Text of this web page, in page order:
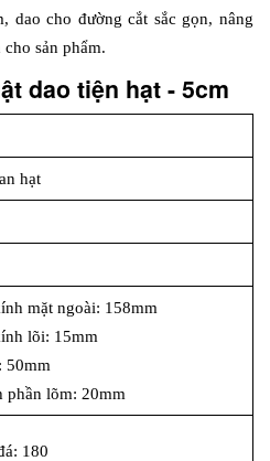
dao cho đường cắt sắc gọn, nâng
sản phẩm.
dao tiện hạt - 5cm
hạt
mặt ngoài: 158mm
lõi: 15mm
50mm
phần lõm: 20mm
180